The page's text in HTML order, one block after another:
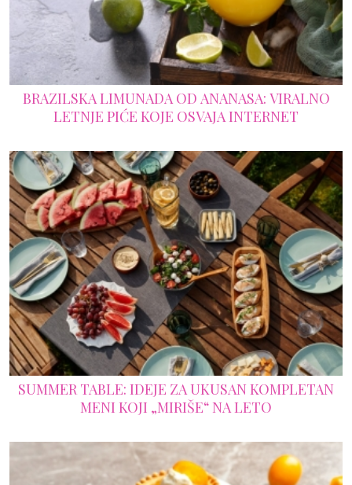
BRAZILSKA LIMUNADA OD ANANASA: VIRALNO
LETNJE PIĆE KOJE OSVAJA INTERNET
SUMMER TABLE: IDEJE ZA UKUSAN KOMPLETAN
MENI KOJI „MIRIŠE“ NA LETO